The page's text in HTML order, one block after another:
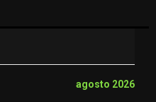
agosto 2026